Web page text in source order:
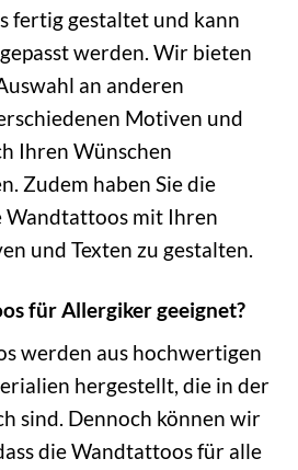
fertig gestaltet und kann
werden. Wir bieten
an anderen
Motiven und
Ihren Wünschen
Zudem haben Sie die
Wandtattoos mit Ihren
und Texten zu gestalten.
für Allergiker geeignet?
werden aus hochwertigen
hergestellt, die in der
sind. Dennoch können wir
die Wandtattoos für alle